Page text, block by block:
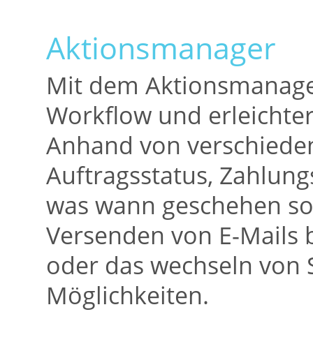
Aktionsmanager
Mit dem
Workflow und
Anhand von
Auftragsstatus,
was wann geschehen
Versenden von E-
oder das wechseln
Möglichkeiten.